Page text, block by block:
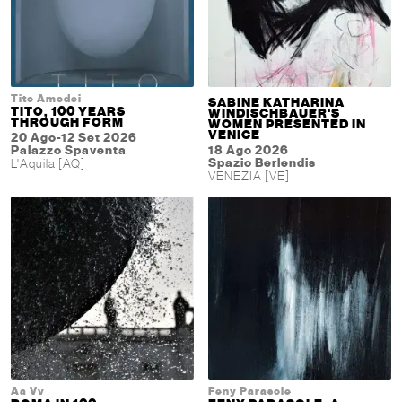
Tito Amodei
TITO, 100 YEARS
THROUGH FORM
20 Ago-12 Set 2026
Palazzo Spaventa
L'Aquila [AQ]
SABINE KATHARINA
WINDISCHBAUER'S
WOMEN PRESENTED IN
VENICE
18 Ago 2026
Spazio Berlendis
VENEZIA [VE]
Aa Vv Feny Parasole